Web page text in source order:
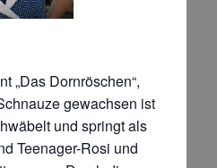
„Das Dornröschen“,
gewachsen ist
und springt als
Teenager-Rosi und